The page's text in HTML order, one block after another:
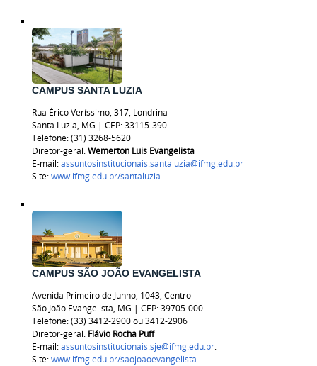
CAMPUS SANTA LUZIA
Rua Érico Veríssimo, 317, Londrina
Santa Luzia, MG | CEP: 33115-390
Telefone: (31) 3268-5620
Diretor-geral:Wemerton Luis Evangelista
E-mail:assuntosinstitucionais.santaluzia@ifmg.edu.br
Site:www.ifmg.edu.br/santaluzia
CAMPUS SÃO JOÃO EVANGELISTA
Avenida Primeiro de Junho, 1043, Centro
São João Evangelista, MG | CEP: 39705-000
Telefone: (33) 3412-2900 ou 3412-2906
Diretor-geral: Flávio Rocha Puff
E-mail:assuntosinstitucionais.sje@ifmg.edu.br.
Site:www.ifmg.edu.br/saojoaoevangelista